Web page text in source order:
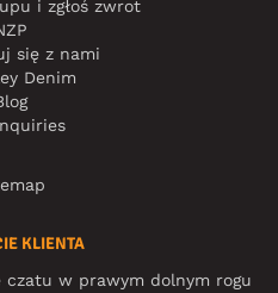
i zgłoś zwrot
się z nami
Denim
KLIENTA
w prawym dolnym rogu